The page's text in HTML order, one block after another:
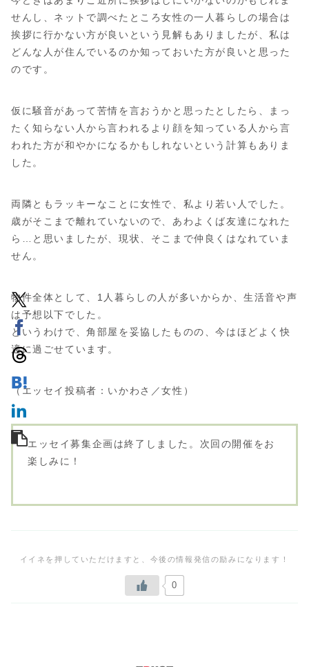
せんし、ネットで調べたところ女性の一人暮らしの場合は
挨拶に行かない方が良いという見解もありましたが、私は
どんな人が住んでいるのか知っておいた方が良いと思った
のです。
仮に騒音があって苦情を言おうかと思ったとしたら、まっ
たく知らない人から言われるより顔を知っている人から言
われた方が和やかになるかもしれないという計算もありま
した。
両隣ともラッキーなことに女性で、私より若い人でした。
歳がそこまで離れていないので、あわよくば友達になれた
ら…と思いましたが、現状、そこまで仲良くはなれていま
せん。
物件全体として、1人暮らしの人が多いからか、生活音や声
は予想以下でした。
というわけで、角部屋を妥協したものの、今はほどよく快
適に過ごせています。
（エッセイ投稿者：いかわさ／女性）
エッセイ募集企画は終了しました。次回の開催をお
楽しみに！
0